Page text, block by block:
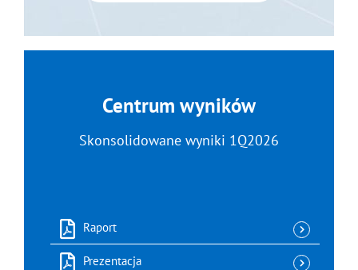
Centrum wyników
Skonsolidowane wyniki 1Q2026
Raport
Prezentacja